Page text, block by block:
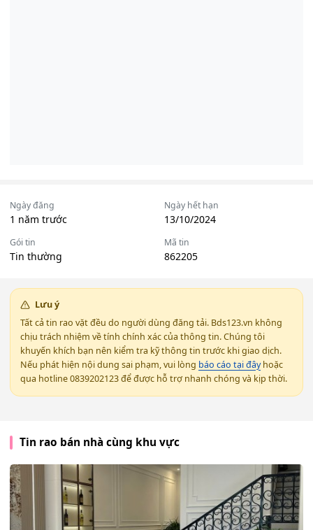
Ngày đăng
1 năm trước
Ngày hết hạn
13/10/2024
Gói tin
Tin thường
Mã tin
862205
Lưu ý
Tất cả tin rao vặt đều do người dùng đăng tải. Bds123.vn không
chịu trách nhiệm về tính chính xác của thông tin. Chúng tôi
khuyến khích bạn nên kiểm tra kỹ thông tin trước khi giao dịch.
Nếu phát hiện nội dung sai phạm, vui lòng báo cáo tại đâyhoặc
qua hotline 0839202123 để được hỗ trợ nhanh chóng và kịp thời.
Tin rao bán nhà cùng khu vực